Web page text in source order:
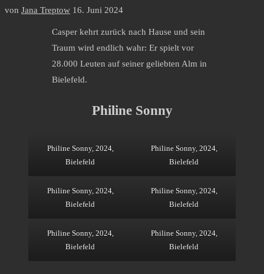
von Jana Treptow 16. Juni 2024
Casper kehrt zurück nach Hause und sein
Traum wird endlich wahr: Er spielt vor
28.000 Leuten auf seiner geliebten Alm in
Bielefeld.
Philine Sonny
Philine Sonny, 2024,
Bielefeld
Philine Sonny, 2024,
Bielefeld
Philine Sonny, 2024,
Bielefeld
Philine Sonny, 2024,
Bielefeld
Philine Sonny, 2024,
Bielefeld
Philine Sonny, 2024,
Bielefeld